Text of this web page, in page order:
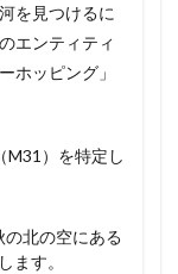
を見つけるに
エンティティ
ホッピング」
M31）を特定し
の北の空にある
ます。